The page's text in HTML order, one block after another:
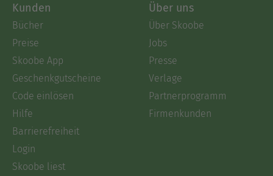
Kunden
Bücher
Preise
Skoobe App
Geschenkgutscheine
Code einlösen
Hilfe
Barrierefreiheit
Login
Skoobe liest
Über uns
Über Skoobe
Jobs
Presse
Verlage
Partnerprogramm
Firmenkunden